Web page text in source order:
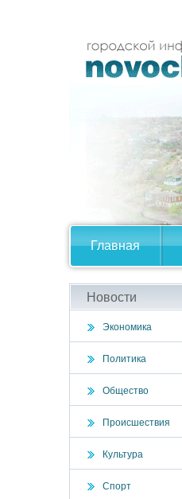
Главная
Новости
Экономика
Политика
Общество
Происшествия
Культура
Спорт